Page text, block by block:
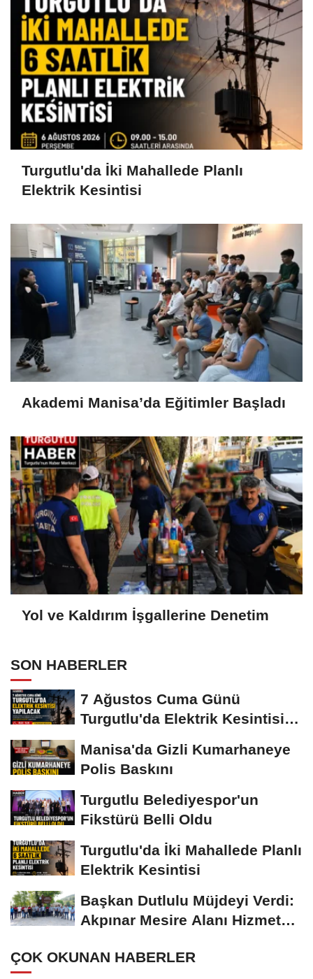
Turgutlu'da İki Mahallede Planlı
Elektrik Kesintisi
Akademi Manisa’da Eğitimler Başladı
Yol ve Kaldırım İşgallerine Denetim
SON HABERLER
7 Ağustos Cuma Günü
Turgutlu'da Elektrik Kesintisi
Manisa'da Gizli Kumarhaneye
Polis Baskını
Turgutlu Belediyespor'un
Fikstürü Belli Oldu
Turgutlu'da İki Mahallede Planlı
Elektrik Kesintisi
Başkan Dutlulu Müjdeyi Verdi:
Akpınar Mesire Alanı Hizmete
ÇOK OKUNAN HABERLER